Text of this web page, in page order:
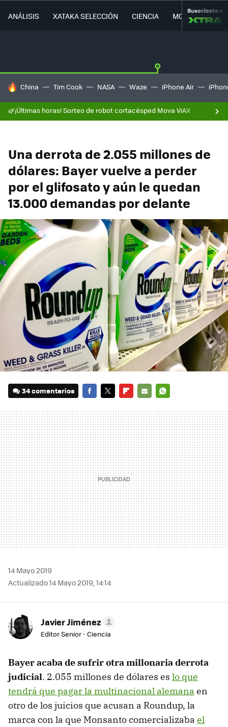
ANÁLISIS XATAKA SELECCIÓN CIENCIA MOVILIDAD
Suscríbete a
HOY SE HABLA DE
China Tim Cook NASA Waze iPhone Air
🌿¡Últimas horas! Sorteo de robot cortacésped Mova ViAX
Una derrota de 2.055 millones de
dólares: Bayer vuelve a perder
por el glifosato y aún le quedan
13.000 demandas por delante
34 comentarios
MAIL
14 Mayo 2019
Actualizado 14 Mayo 2019, 14:14
Javier Jiménez
Editor Senior - Ciencia
Bayer acaba de sufrir otra millonaria derrota
judicial. 2.055 millones de dólares es lo que
tendrá que pagar la multinacional alemana en
otro de los juicios que acusan a Roundup, la
marca con la que Monsanto comercializaba el